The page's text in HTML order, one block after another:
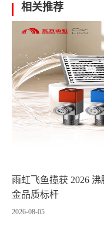
相关推荐
雨虹飞鱼揽获 2026
金品质标杆
2026-08-05